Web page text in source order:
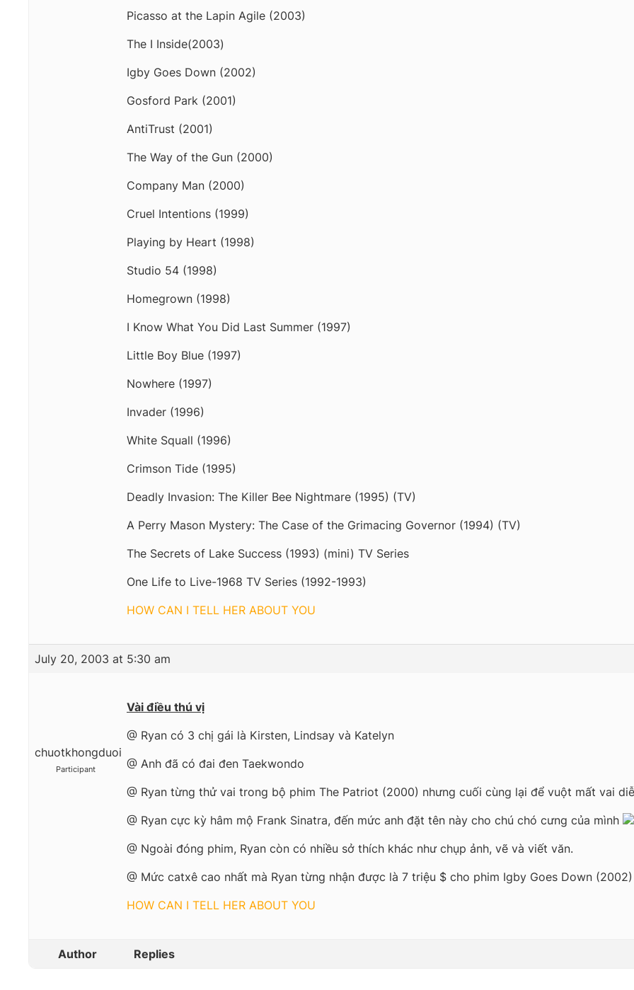
Picasso at the Lapin Agile (2003)
The I Inside(2003)
Igby Goes Down (2002)
Gosford Park (2001)
AntiTrust (2001)
The Way of the Gun (2000)
Company Man (2000)
Cruel Intentions (1999)
Playing by Heart (1998)
Studio 54 (1998)
Homegrown (1998)
I Know What You Did Last Summer (1997)
Little Boy Blue (1997)
Nowhere (1997)
Invader (1996)
White Squall (1996)
Crimson Tide (1995)
Deadly Invasion: The Killer Bee Nightmare (1995) (TV)
A Perry Mason Mystery: The Case of the Grimacing Governor (1994) (TV)
The Secrets of Lake Success (1993) (mini) TV Series
One Life to Live-1968 TV Series (1992-1993)
HOW CAN I TELL HER ABOUT YOU
July 20, 2003 at 5:30 am
chuotkhongduoi
Participant
Vài điều thú vị
@ Ryan có 3 chị gái là Kirsten, Lindsay và Katelyn
@ Anh đã có đai đen Taekwondo
@ Ryan từng thử vai trong bộ phim The Patriot (2000) nhưng cuối cùng lại để vuột mất vai
@ Ryan cực kỳ hâm mộ Frank Sinatra, đến mức anh đặt tên này cho chú chó cưng của mình
@ Ngoài đóng phim, Ryan còn có nhiều sở thích khác như chụp ảnh, vẽ và viết văn.
@ Mức catxê cao nhất mà Ryan từng nhận được là 7 triệu $ cho phim Igby Goes Down (2002)
HOW CAN I TELL HER ABOUT YOU
Author Replies